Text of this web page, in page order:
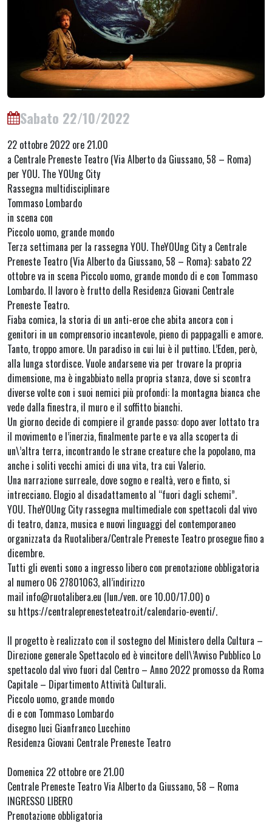
Sabato 22/10/2022
22 ottobre 2022 ore 21.00
a Centrale Preneste Teatro (Via Alberto da Giussano, 58 – Roma)
per YOU. The YOUng City
Rassegna multidisciplinare
Tommaso Lombardo
in scena con
Piccolo uomo, grande mondo
Terza settimana per la rassegna YOU. TheYOUng City a Centrale
Preneste Teatro (Via Alberto da Giussano, 58 – Roma): sabato 22
ottobre va in scena Piccolo uomo, grande mondo di e con Tommaso
Lombardo. Il lavoro è frutto della Residenza Giovani Centrale
Preneste Teatro.
Fiaba comica, la storia di un anti-eroe che abita ancora con i
genitori in un comprensorio incantevole, pieno di pappagalli e amore.
Tanto, troppo amore. Un paradiso in cui lui è il puttino. L’Eden, però,
alla lunga stordisce. Vuole andarsene via per trovare la propria
dimensione, ma è ingabbiato nella propria stanza, dove si scontra
diverse volte con i suoi nemici più profondi: la montagna bianca che
vede dalla finestra, il muro e il soffitto bianchi.
Un giorno decide di compiere il grande passo: dopo aver lottato tra
il movimento e l’inerzia, finalmente parte e va alla scoperta di
un\’altra terra, incontrando le strane creature che la popolano, ma
anche i soliti vecchi amici di una vita, tra cui Valerio.
Una narrazione surreale, dove sogno e realtà, vero e finto, si
intrecciano. Elogio al disadattamento al “fuori dagli schemi”.
YOU. TheYOUng City rassegna multimediale con spettacoli dal vivo
di teatro, danza, musica e nuovi linguaggi del contemporaneo
organizzata da Ruotalibera/Centrale Preneste Teatro prosegue fino a
dicembre.
Tutti gli eventi sono a ingresso libero con prenotazione obbligatoria
al numero 06 27801063, all’indirizzo
mail info@ruotalibera.eu (lun./ven. ore 10.00/17.00) o
su https://centraleprenesteteatro.it/calendario-eventi/.
Il progetto è realizzato con il sostegno del Ministero della Cultura –
Direzione generale Spettacolo ed è vincitore dell\’Avviso Pubblico Lo
spettacolo dal vivo fuori dal Centro – Anno 2022 promosso da Roma
Capitale – Dipartimento Attività Culturali.
Piccolo uomo, grande mondo
di e con Tommaso Lombardo
disegno luci Gianfranco Lucchino
Residenza Giovani Centrale Preneste Teatro
Domenica 22 ottobre ore 21.00
Centrale Preneste Teatro Via Alberto da Giussano, 58 – Roma
INGRESSO LIBERO
Prenotazione obbligatoria